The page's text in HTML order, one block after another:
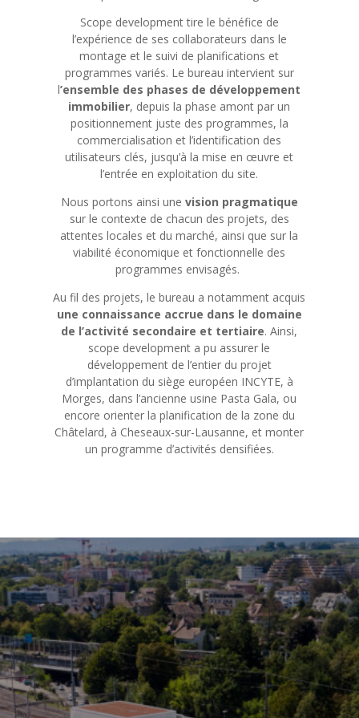
Scope development tire le bénéfice de
l’expérience de ses collaborateurs dans le
montage et le suivi de planifications et
programmes variés. Le bureau intervient sur
l’ensemble des phases de développement
immobilier, depuis la phase amont par un
positionnement juste des programmes, la
commercialisation et l’identification des
utilisateurs clés, jusqu’à la mise en œuvre et
l’entrée en exploitation du site.
Nous portons ainsi une vision pragmatique
sur le contexte de chacun des projets, des
attentes locales et du marché, ainsi que sur la
viabilité économique et fonctionnelle des
programmes envisagés.
Au fil des projets, le bureau a notamment acquis
une connaissance accrue dans le domaine
de l’activité secondaire et tertiaire.Ainsi,
scope development a pu assurer le
développement de l’entier du projet
d’implantation du siège européen INCYTE, à
Morges, dans l’ancienne usine Pasta Gala, ou
encore orienter la planification de la zone du
Châtelard, à Cheseaux-sur-Lausanne, et monter
un programme d’activités densifiées.